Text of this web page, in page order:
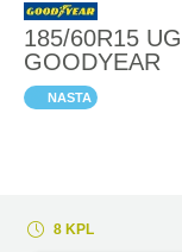
185/60R15
GOODYEAR
NASTA
8 KPL